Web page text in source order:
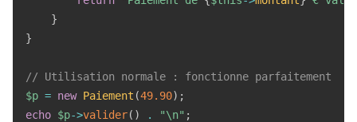
}
}
// Utilisation normale : fonctionne parfaitement
$p = new Paiement (49.90) ;
echo $p->valider( ) . "\n" ;